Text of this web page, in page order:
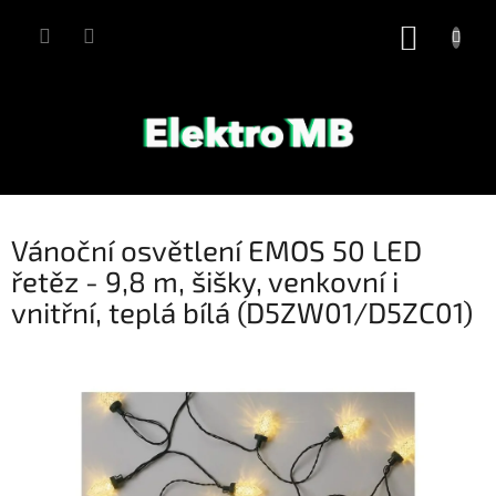
Vánoční osvětlení EMOS 50 LED
řetěz - 9,8 m, šišky, venkovní i
vnitřní, teplá bílá (D5ZW01/D5ZC01)